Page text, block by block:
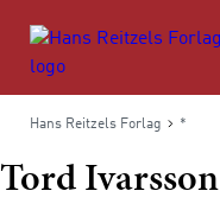
Hans Reitzels Forlag *
Tord Ivarsson